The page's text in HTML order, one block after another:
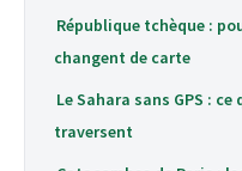
République tchèque :
changent de carte
Le Sahara sans GPS :
traversent